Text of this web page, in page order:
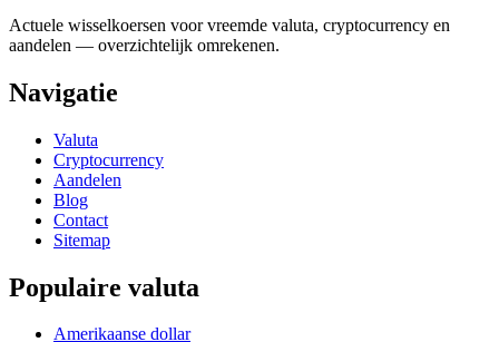
Actuele wisselkoersen voor vreemde valuta, cryptocurrency en
aandelen — overzichtelijk omrekenen.
Navigatie
Valuta
Cryptocurrency
Aandelen
Blog
Contact
Sitemap
Populaire valuta
Amerikaanse dollar